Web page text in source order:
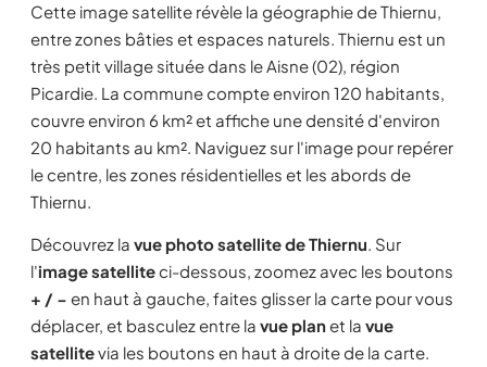
Cette image satellite révèle la géographie de Thiernu,
entre zones bâties et espaces naturels. Thiernu est un
très petit village située dans le Aisne (02), région
Picardie. La commune compte environ 120 habitants,
couvre environ 6 km² et affiche une densité d'environ
20 habitants au km². Naviguez sur l'image pour repérer
le centre, les zones résidentielles et les abords de
Thiernu.
Découvrez la vue photo satellite de Thiernu. Sur
l'image satelliteci-dessous, zoomez avec les boutons
+ / − en haut à gauche, faites glisser la carte pour vous
déplacer, et basculez entre la vue planet la vue
satellitevia les boutons en haut à droite de la carte.